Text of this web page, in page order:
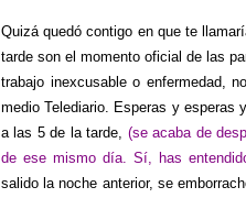
Quizá quedó contigo en que te
tarde son el momento oficial de las
trabajo inexcusable o enfermedad,
medio Telediario. Esperas y esperas
a las 5 de la tarde, (se acaba de
de ese mismo día. Sí, has
salido la noche anterior, se